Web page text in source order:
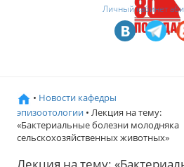
Личный кабинет
• Новости кафедры
эпизоотологии • Лекция на тему:
«Бактериальные болезни молодняка
сельскохозяйственных животных»